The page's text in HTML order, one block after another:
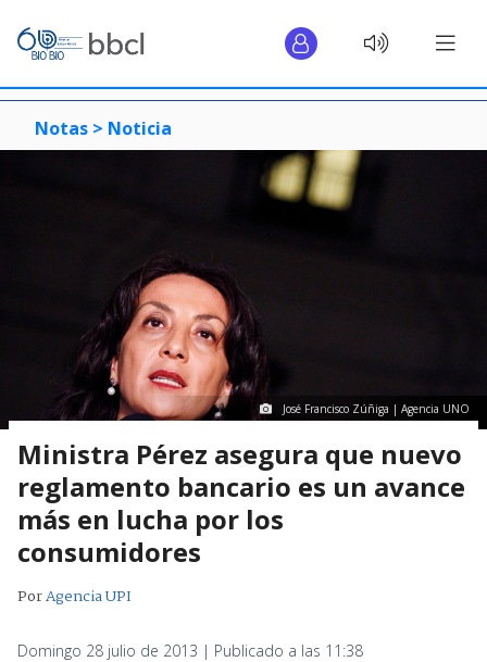
Notas > Noticia
José Francisco Zúñiga | Agencia UNO
Ministra Pérez asegura que nuevo
reglamento bancario es un avance
más en lucha por los
consumidores
PorAgencia UPI
Domingo 28 julio de 2013 | Publicado a las 11:38